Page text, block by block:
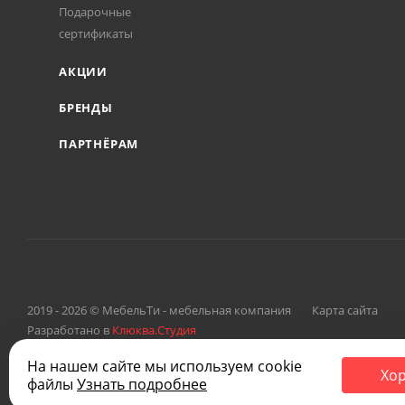
Подарочные
сертификаты
АКЦИИ
БРЕНДЫ
ПАРТНЁРАМ
2019 - 2026 © МебельТи - мебельная компания
Карта сайта
Разработано в Клюква.Студия
На нашем сайте мы используем cookie
файлы Узнать подробнее